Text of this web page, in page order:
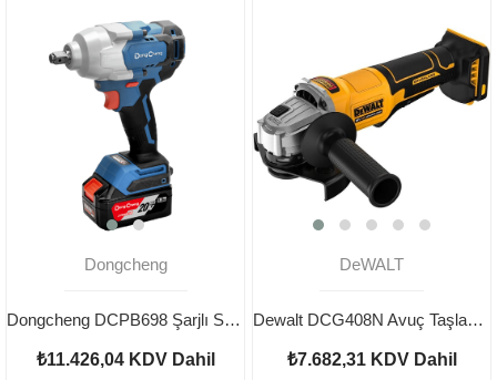
Dongcheng
Dongcheng DCPB698 Şarjlı Somun Sıkma 20V 5AH
₺11.426,04 KDV Dahil
DeWALT
Dewalt DCG408N Avuç Taşlama Aküsüz 18V 125mm
₺7.682,31 KDV Dahil